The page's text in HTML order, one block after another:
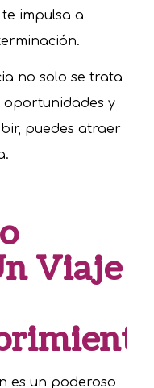
te impulsa a
no solo se trata
oportunidades y
puedes atraer
Viaje
es un poderoso